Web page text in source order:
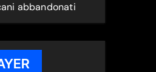
abbandonati